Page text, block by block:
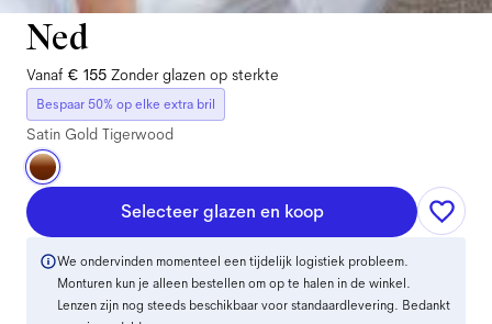
Ned
Vanaf € 155 Zonder glazen op sterkte
Bespaar 50% op elke extra bril
Satin Gold Tigerwood
Selecteer glazen en koop
We ondervinden momenteel een tijdelijk logistiek probleem.
Monturen kun je alleen bestellen om op te halen in de winkel.
Lenzen zijn nog steeds beschikbaar voor standaardlevering. Bedankt